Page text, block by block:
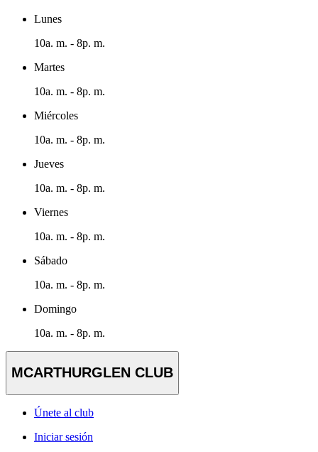
Lunes
10a. m. - 8p. m.
Martes
10a. m. - 8p. m.
Miércoles
10a. m. - 8p. m.
Jueves
10a. m. - 8p. m.
Viernes
10a. m. - 8p. m.
Sábado
10a. m. - 8p. m.
Domingo
10a. m. - 8p. m.
MCARTHURGLEN CLUB
Únete al club
Iniciar sesión